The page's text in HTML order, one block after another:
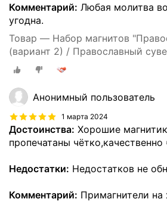
Комментарий: Любая молитва
угодна.
Товар — Набор магнитов
(вариант 2) / Православный
Анонимный пользователь
1 марта 2024
Достоинства: Хорошие
пропечатаны чётко,качественно
Недостатки: Недостатков не
Комментарий: Примагнители на